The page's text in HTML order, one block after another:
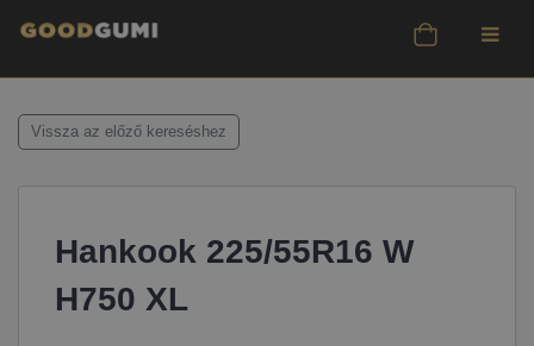
Vissza az előző kereséshez
Hankook 225/55R16 W
H750 XL